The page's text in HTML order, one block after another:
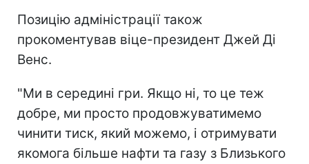
Позицію адміністрації також
прокоментував віце-президент Джей Ді
Венс.
"Ми в середині гри. Якщо ні, то це теж
добре, ми просто продовжуватимемо
чинити тиск, який можемо, і отримувати
якомога більше нафти та газу з Близького